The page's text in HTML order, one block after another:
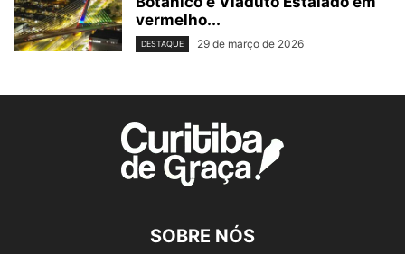
vermelho...
DESTAQUE 29 de março de 2026
SOBRE NÓS